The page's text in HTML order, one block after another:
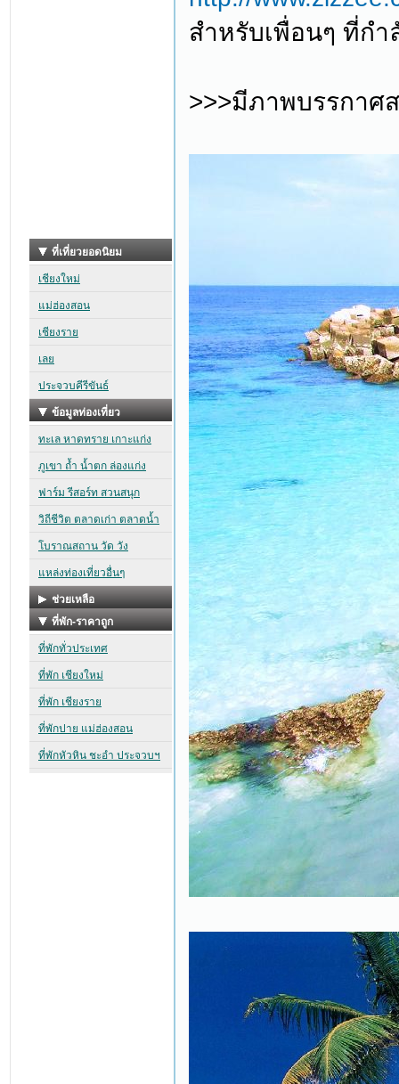
สำหรับเพื่อนๆ ที่ก
>>>มีภาพบรรกาศ